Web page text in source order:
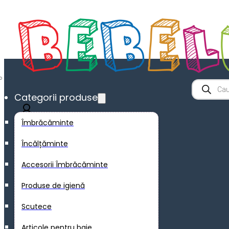
search
0
Categorii produse
Îmbrăcăminte
Încălțăminte
Accesorii Îmbrăcăminte
Produse de igienă
Scutece